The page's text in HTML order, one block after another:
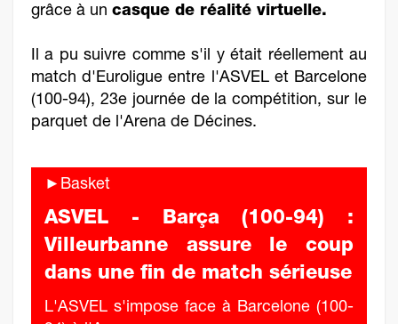
grâce à un casque de réalité virtuelle.
Il a pu suivre comme s'il y était réellement au
match d'Euroligue entre l'ASVEL et Barcelone
(100-94), 23e journée de la compétition, sur le
parquet de l'Arena de Décines.
►Basket
ASVEL - Barça (100-94) :
Villeurbanne assure le coup
dans une fin de match sérieuse
L'ASVEL s'impose face à Barcelone (100-